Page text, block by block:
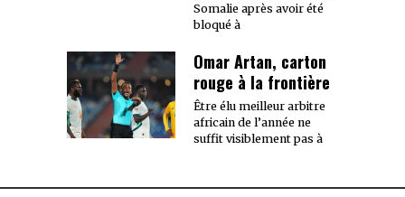
Somalie après avoir été
bloqué à
Omar Artan, carton
rouge à la frontière
Être élu meilleur arbitre
africain de l’année ne
suffit visiblement pas à